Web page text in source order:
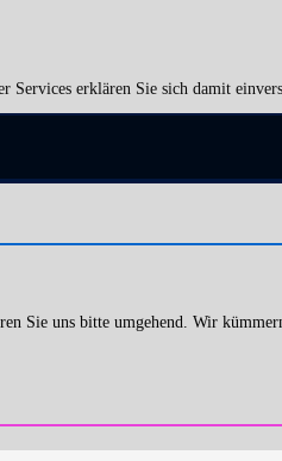
Services erklären Sie sich damit
Sie uns bitte umgehend. Wir